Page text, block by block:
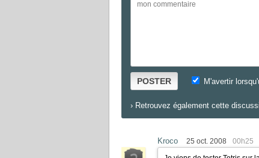
POSTER M'avertir
› Retrouvez également cette
Kroco 25 oct. 2008 00h25